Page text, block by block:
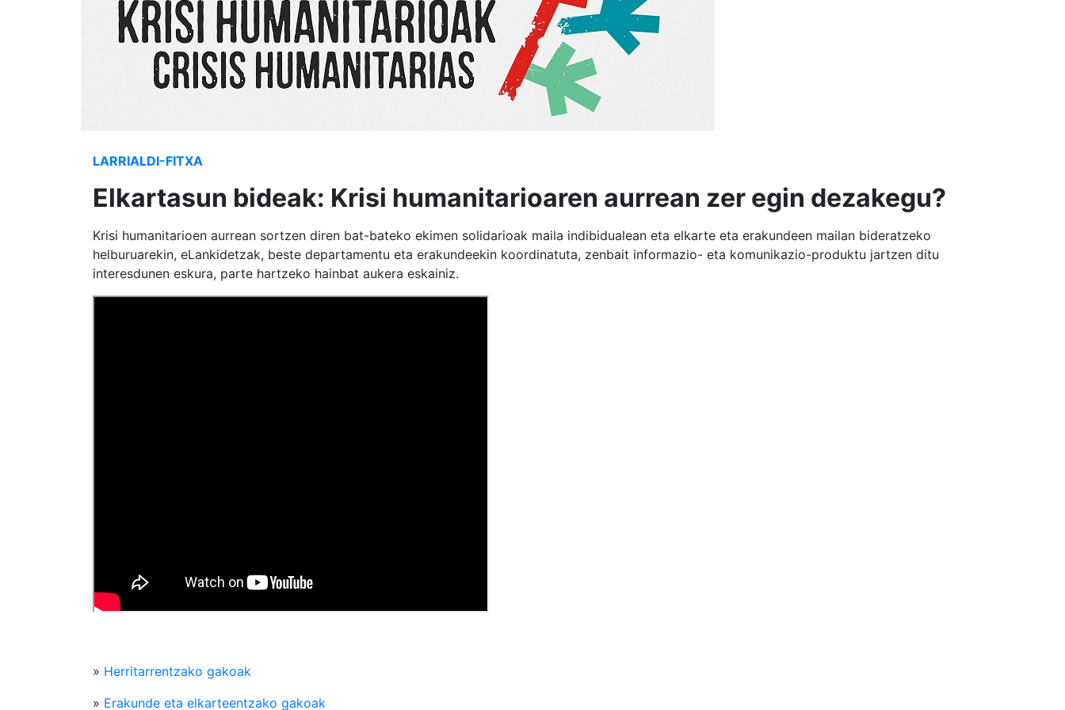
LARRIALDI-FITXA
Elkartasun bideak: Krisi humanitarioaren aurrean zer egin dezakegu?
Krisi humanitarioen aurrean sortzen diren bat-bateko ekimen solidarioak maila indibidualean eta elkarte eta erakundeen mailan bideratzeko
helburuarekin, eLankidetzak, beste departamentu eta erakundeekin koordinatuta, zenbait informazio- eta komunikazio-produktu jartzen ditu
interesdunen eskura, parte hartzeko hainbat aukera eskainiz.
» Herritarrentzako gakoak
» Erakunde eta elkarteentzako gakoak